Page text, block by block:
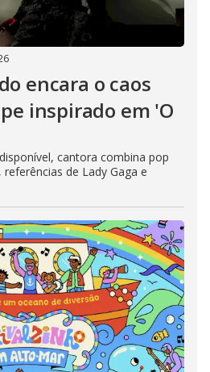
encara o caos
inspirado em 'O
cantora combina pop
de Lady Gaga e